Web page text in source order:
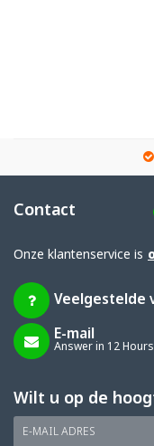
Contact
Onze klantenservice is
Veelgestelde
E-mail
Answer in 12 Hours
Wilt u op de
E-MAIL ADRES